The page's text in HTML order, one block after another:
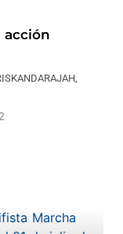
acción